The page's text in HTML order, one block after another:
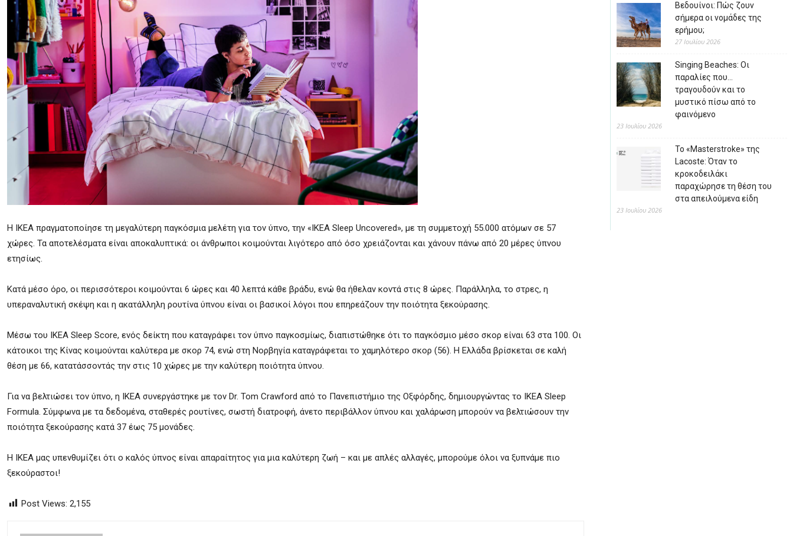
Η ΙΚΕΑ πραγματοποίησε τη μεγαλύτερη παγκόσμια μελέτη για τον ύπνο, την «IKEA Sleep Uncovered», με τη συμμετοχή 55.000 ατόμων σε 57
χώρες. Τα αποτελέσματα είναι αποκαλυπτικά: οι άνθρωποι κοιμούνται λιγότερο από όσο χρειάζονται και χάνουν πάνω από 20 μέρες ύπνου
ετησίως.
Κατά μέσο όρο, οι περισσότεροι κοιμούνται 6 ώρες και 40 λεπτά κάθε βράδυ, ενώ θα ήθελαν κοντά στις 8 ώρες. Παράλληλα, το στρες, η
υπεραναλυτική σκέψη και η ακατάλληλη ρουτίνα ύπνου είναι οι βασικοί λόγοι που επηρεάζουν την ποιότητα ξεκούρασης.
Μέσω του IKEA Sleep Score, ενός δείκτη που καταγράφει τον ύπνο παγκοσμίως, διαπιστώθηκε ότι το παγκόσμιο μέσο σκορ είναι 63 στα 100. Οι
κάτοικοι της Κίνας κοιμούνται καλύτερα με σκορ 74, ενώ στη Νορβηγία καταγράφεται το χαμηλότερο σκορ (56). Η Ελλάδα βρίσκεται σε καλή
θέση με 66, κατατάσσοντάς την στις 10 χώρες με την καλύτερη ποιότητα ύπνου.
Για να βελτιώσει τον ύπνο, η ΙΚΕΑ συνεργάστηκε με τον Dr. Tom Crawford από το Πανεπιστήμιο της Οξφόρδης, δημιουργώντας το IKEA Sleep
Formula. Σύμφωνα με τα δεδομένα, σταθερές ρουτίνες, σωστή διατροφή, άνετο περιβάλλον ύπνου και χαλάρωση μπορούν να βελτιώσουν την
ποιότητα ξεκούρασης κατά 37 έως 75 μονάδες.
Η ΙΚΕΑ μας υπενθυμίζει ότι ο καλός ύπνος είναι απαραίτητος για μια καλύτερη ζωή – και με απλές αλλαγές, μπορούμε όλοι να ξυπνάμε πιο
ξεκούραστοι!
Post Views: 2,155
Βεδουίνοι: Πώς ζουν
σήμερα οι νομάδες της
ερήμου;
27 Ιουλίου 2026
Singing Beaches: Οι
παραλίες που…
τραγουδούν και το
μυστικό πίσω από το
φαινόμενο
23 Ιουλίου 2026
Το «Masterstroke» της
Lacoste: Όταν το
κροκοδειλάκι
παραχώρησε τη θέση του
στα απειλούμενα είδη
23 Ιουλίου 2026